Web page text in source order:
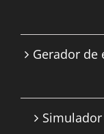
Gerador de